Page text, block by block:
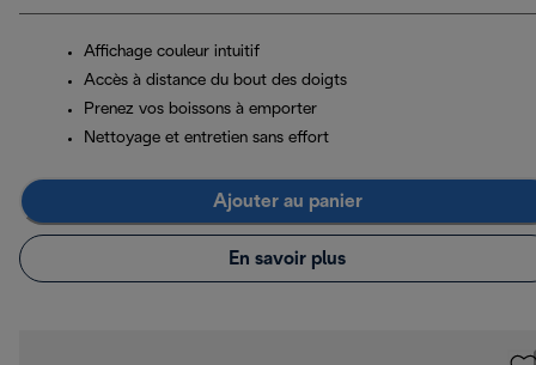
Affichage couleur intuitif
Accès à distance du bout des doigts
Prenez vos boissons à emporter
Nettoyage et entretien sans effort
Ajouter au panier
En savoir plus